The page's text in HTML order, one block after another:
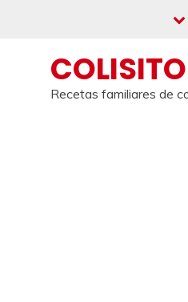
COLISITO
Recetas familiares de